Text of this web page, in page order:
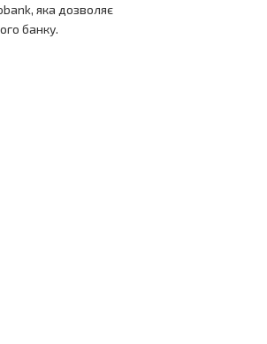
яка дозволяє
банку.